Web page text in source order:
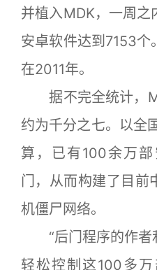
并植入MDK，一周之
安卓软件达到7153个
在2011年。
据不完全统计，
约为千分之七。以全
算，已有100余万
门，从而构建了目前
机僵尸网络。
“后门程序的作者
轻松控制这100多